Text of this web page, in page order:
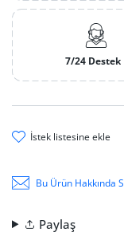
7/24 Destek
i̇stek li̇stesi̇ne ekle
Bu Ürün Hakkında
Paylaş